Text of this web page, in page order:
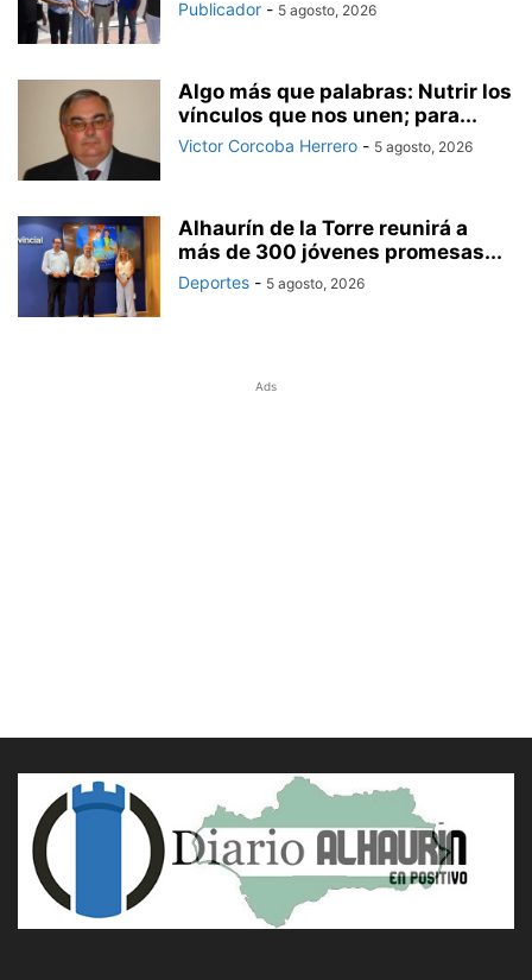
Publicador - 5 agosto, 2026
Algo más que palabras: Nutrir los
vínculos que nos unen; para...
Victor Corcoba Herrero - 5 agosto, 2026
Alhaurín de la Torre reunirá a
más de 300 jóvenes promesas...
Deportes - 5 agosto, 2026
Ads